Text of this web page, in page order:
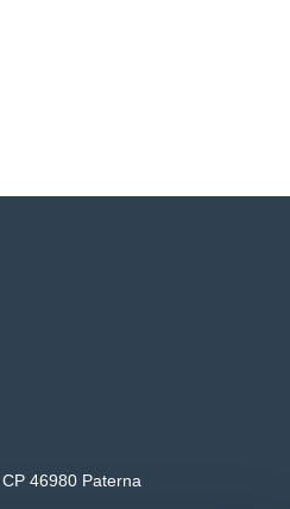
46980 Paterna